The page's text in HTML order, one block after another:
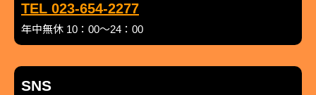
TEL 023-654-2277
年中無休 10：00～24：00
SNS